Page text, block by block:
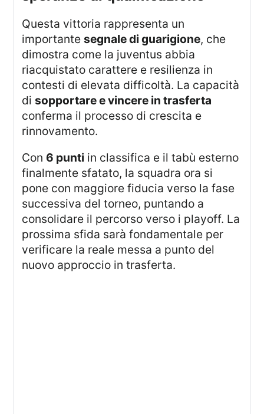
Questa vittoria rappresenta un
importantesegnale di guarigione, che
dimostra come la juventus abbia
riacquistato carattere e resilienza in
contesti di elevata difficoltà. La capacità
disopportare e vincere in trasferta
conferma il processo di crescita e
rinnovamento.
Con 6 punti in classifica e il tabù esterno
finalmente sfatato, la squadra ora si
pone con maggiore fiducia verso la fase
successiva del torneo, puntando a
consolidare il percorso verso i playoff. La
prossima sfida sarà fondamentale per
verificare la reale messa a punto del
nuovo approccio in trasferta.